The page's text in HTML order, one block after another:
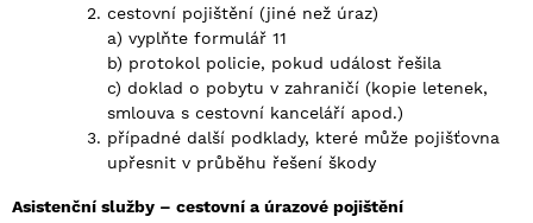
cestovní pojištění (jiné než úraz)
a) vyplňte formulář 11
b) protokol policie, pokud událost řešila
c) doklad o pobytu v zahraničí (kopie letenek,
smlouva s cestovní kanceláří apod.)
případné další podklady, které může pojišťovna
upřesnit v průběhu řešení škody
Asistenční služby – cestovní a úrazové pojištění